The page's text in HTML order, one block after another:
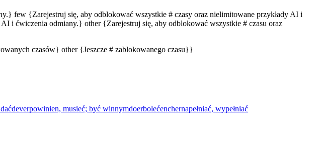
few {Zarejestruj się, aby odblokować wszystkie # czasy oraz nielimitowane przykłady AI i
i ćwiczenia odmiany.} other {Zarejestruj się, aby odblokować wszystkie # czasu oraz
czasów} other {Jeszcze # zablokowanego czasu}}
deverpowinien, musieć; być winnymdoerbolećenchernapełniać, wypełniać